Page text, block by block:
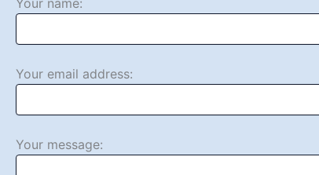
Your name:
Your email address:
Your message: